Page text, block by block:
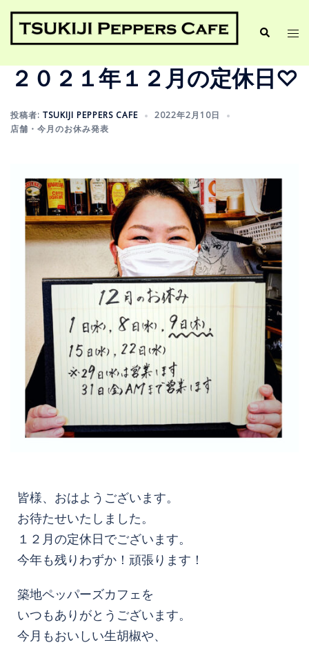
２０２１年１２月の定休日♡
投稿者: TSUKIJI PEPPERS CAFE
2022年2月10日
店舗・今月のお休み発表
皆様、おはようございます。
お待たせいたしました。
１２月の定休日でございます。
今年も残りわずか！頑張ります！
築地ペッパーズカフェを
いつもありがとうございます。
今月もおいしい生胡椒や、